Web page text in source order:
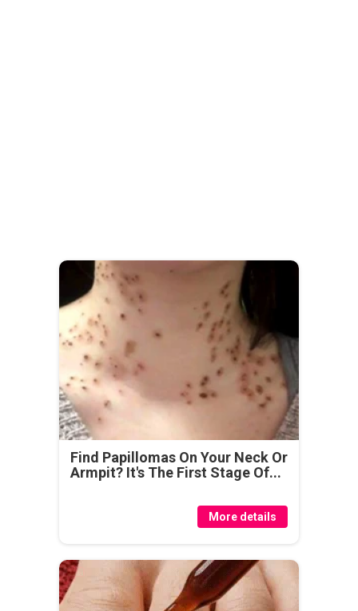
Find Papillomas On Your Neck Or
Armpit? It's The First Stage Of...
More details